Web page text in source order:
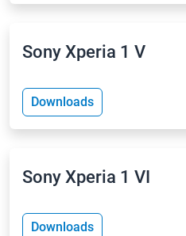
Sony Xperia 1 V
Downloads
Sony Xperia 1 VI
Downloads